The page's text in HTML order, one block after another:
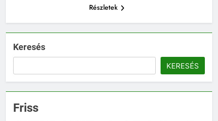
Részletek
Keresés
KERESÉS
Friss